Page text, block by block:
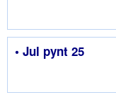
• Jul pynt 25